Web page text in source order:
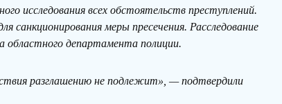
исследования всех обстоятельств преступлений.
санкционирования меры пресечения. Расследование
областного департамента полиции.
разглашению не подлежит», — подтвердили